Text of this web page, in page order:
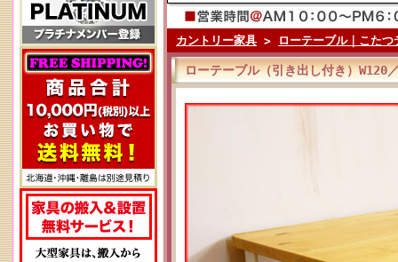
カントリー家具 > ローテーブル｜こたつ
ローテーブル（引き出し付き）